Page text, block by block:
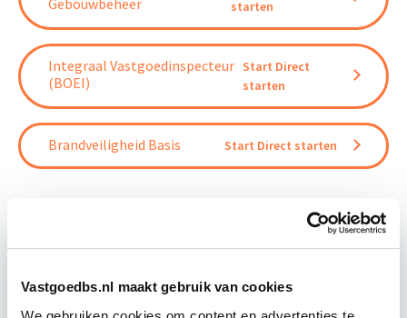
Vastgoedbs.nl maakt gebruik van cookies
Gebouwbeheer
starten
Integraal Vastgoedinspecteur
(BOEI)
Start Direct
starten
Brandveiligheid Basis Start Direct starten
Relevant bij dit artikel
Brandveiligheid Gebouwbeheer